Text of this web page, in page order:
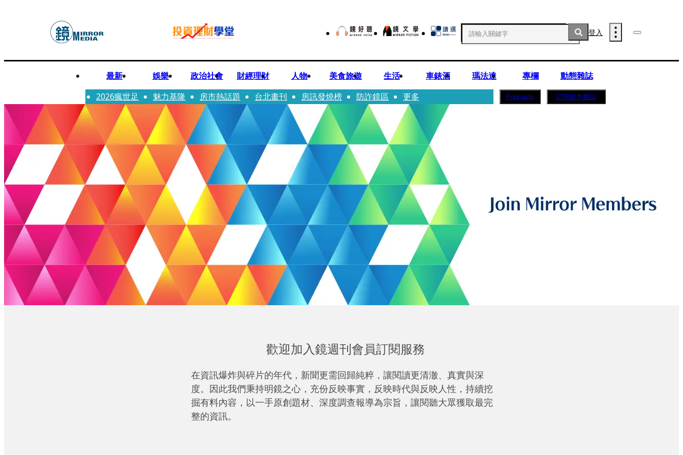
登入
最新 娛樂 政治社會 財經理財 人物 美食旅遊 生活 車錶酒 瑪法達 專欄
動態雜誌
2026瘋世足
魅力基隆 房市熱話題 台北畫刊 房訊發燒榜 防詐鏡區 更多 Podcasts 訂閱紙本雜誌
歡迎加入鏡週刊會員訂閱服務
在資訊爆炸與碎片的年代，新聞更需回歸純粹，讓閱讀更清澈、真實與深
度。因此我們秉持明鏡之心，充份反映事實，反映時代與反映人性，持續挖
掘有料內容，以一手原創題材、深度調查報導為宗旨，讓閱聽大眾獲取最完
整的資訊。